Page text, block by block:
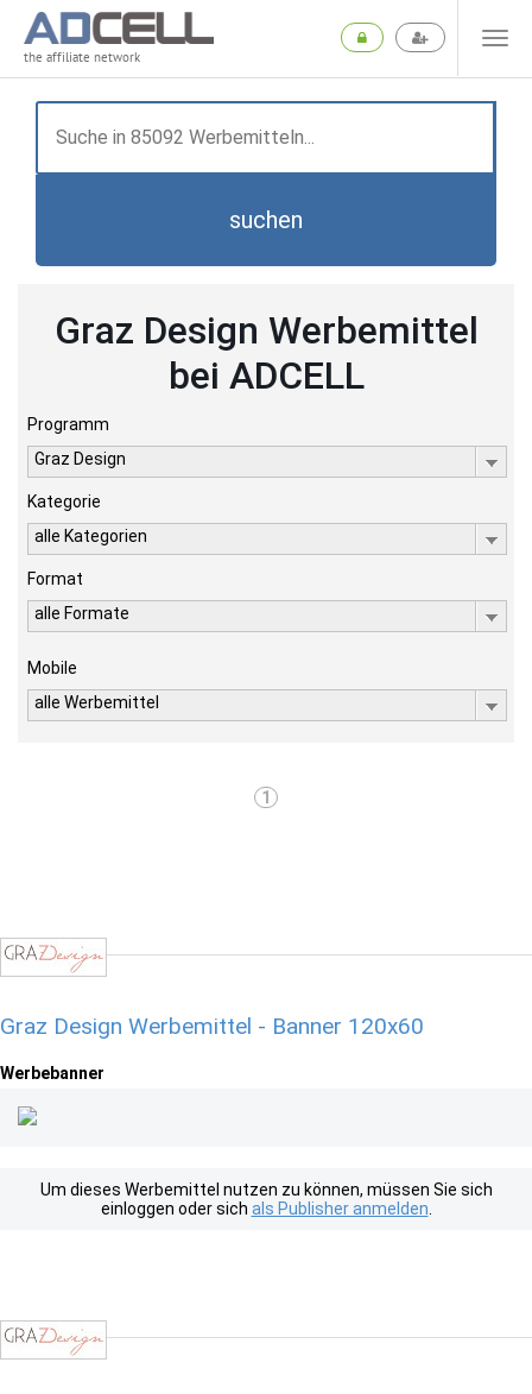
the affiliate network
suchen
Graz Design Werbemittel
bei ADCELL
Programm
Graz Design
Kategorie
alle Kategorien
Format
alle Formate
Mobile
alle Werbemittel
1
Graz Design Werbemittel - Banner 120x60
Werbebanner
Um dieses Werbemittel nutzen zu können, müssen Sie sich
einloggen oder sich als Publisher anmelden